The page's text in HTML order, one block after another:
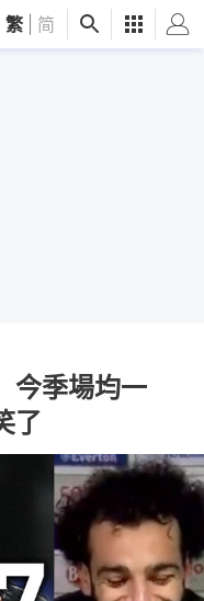
繁 简
今季場均一
了